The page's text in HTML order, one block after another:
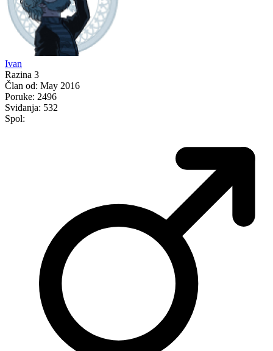
Ivan
Razina 3
Član od: May 2016
Poruke: 2496
Sviđanja: 532
Spol: